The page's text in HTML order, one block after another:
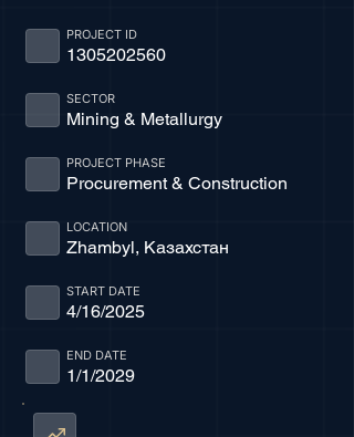
1305202560
PROJECT ID
Mining & Metallurgy
SECTOR
Procurement & Construction
PROJECT PHASE
Zhambyl, Казахстан
LOCATION
4/16/2025
START DATE
1/1/2029
END DATE